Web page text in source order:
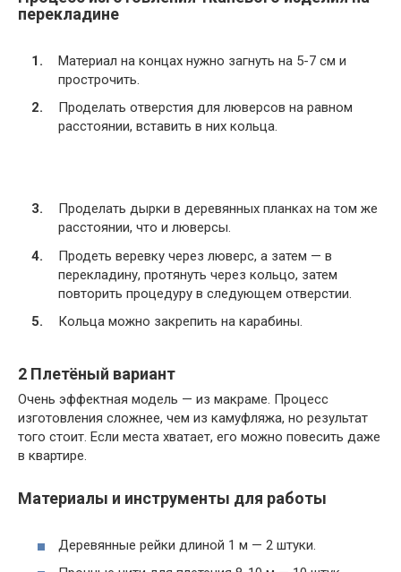
перекладине
Материал на концах нужно загнуть на 5-7 см и
прострочить.
Проделать отверстия для люверсов на равном
расстоянии, вставить в них кольца.
Проделать дырки в деревянных планках на том же
расстоянии, что и люверсы.
Продеть веревку через люверс, а затем — в
перекладину, протянуть через кольцо, затем
повторить процедуру в следующем отверстии.
Кольца можно закрепить на карабины.
2 Плетёный вариант
Очень эффектная модель — из макраме. Процесс
изготовления сложнее, чем из камуфляжа, но результат
того стоит. Если места хватает, его можно повесить даже
в квартире.
Материалы и инструменты для работы
Деревянные рейки длиной 1 м — 2 штуки.